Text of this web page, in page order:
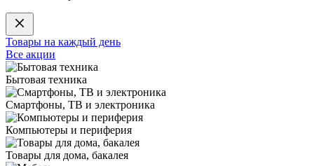
Товары на каждый день
Все акции
Бытовая техника
Смартфоны, ТВ и электроника
Компьютеры и периферия
Товары для дома, бакалея